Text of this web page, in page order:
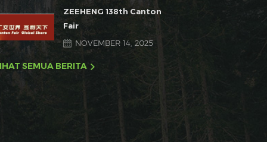
ZEEHENG 138th Canton
Fair
NOVEMBER 14, 2025
SEMUA BERITA